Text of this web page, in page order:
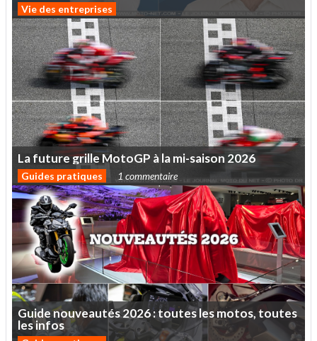
Vie des entreprises
Lafuturegrille MotoGP àlami-saison 2026
Guides pratiques 1 commentaire
Guidenouveautés2026:touteslesmotos,toutes
lesinfos